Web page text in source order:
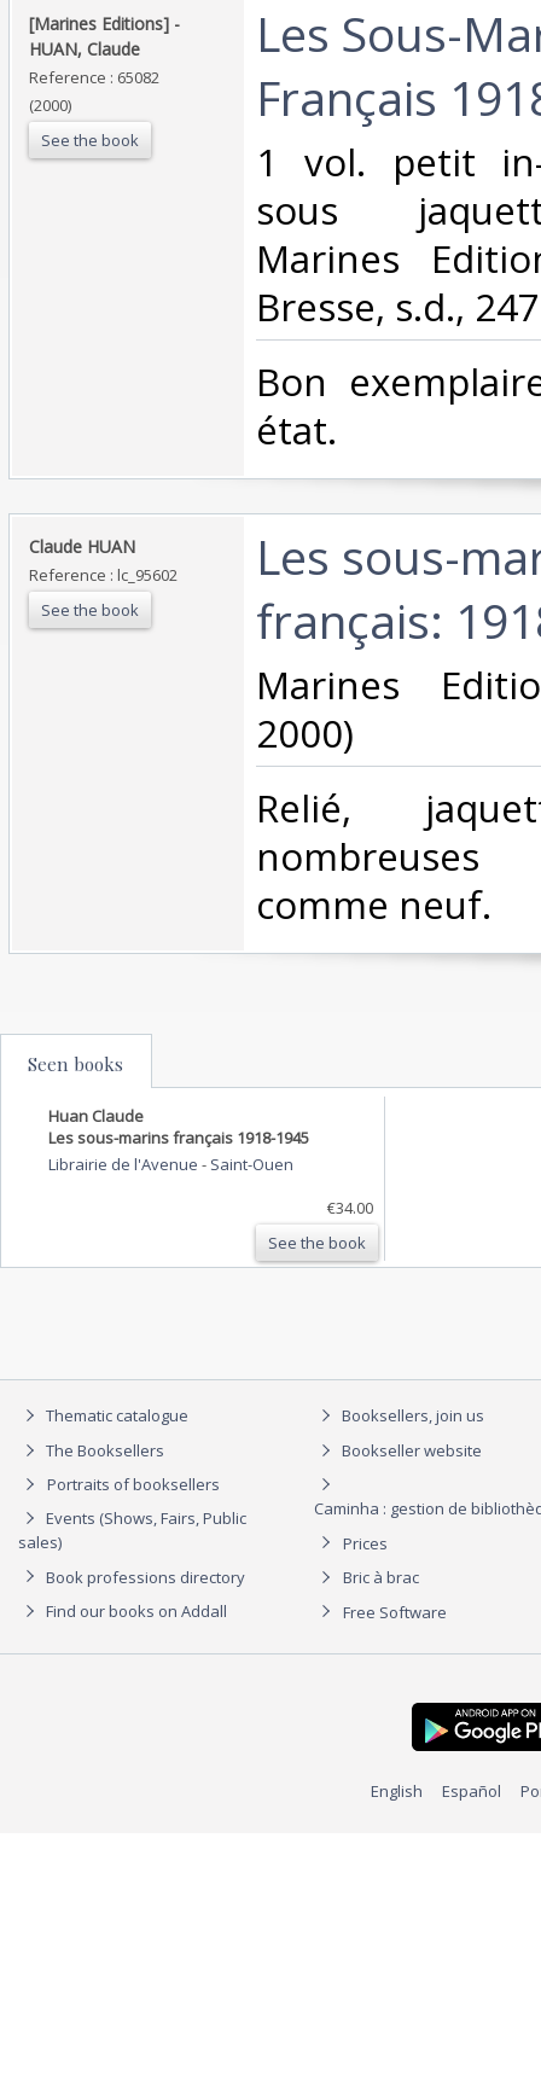
‎[Marines Editions] - ‎
‎HUAN, Claude‎
Reference : 65082
(2000)
See the book
‎Les Sous-
Français
‎1 vol. petit
sous
Marines
Bresse, s.d.,
‎Bon
état.‎
‎Claude HUAN‎
Reference : lc_95602
See the book
‎Les sous-
français:
‎Marines
2000)‎
‎Relié,
comme neuf.‎
Seen books
Huan Claude
Les sous-marins français 1918-1945
Librairie de l'Avenue - Saint-Ouen
€34.00
See the book
Thematic catalogue
The Booksellers
Portraits of booksellers
Events (Shows, Fairs, Public
sales)
Book professions directory
Find our books on Addall
Booksellers, join us
Bookseller website
Caminha : gestion de
Prices
Bric à brac
Free Software
English Español